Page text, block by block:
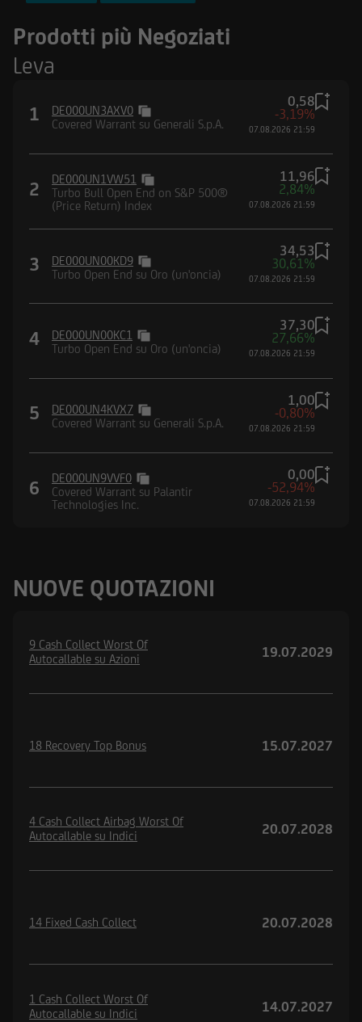
Nasdaq-100® Index
Prodotti più Negoziati
Leva
1
DE000UN3AXV0
Covered Warrant su Generali S.p.A.
0,58
-3,19%
07.08.2026 21:59
2
DE000UN1VW51
Turbo Bull Open End on S&P 500®
(Price Return) Index
11,96
2,84%
07.08.2026 21:59
3
DE000UN00KD9
Turbo Open End su Oro (un'oncia)
34,53
30,61%
07.08.2026 21:59
4
DE000UN00KC1
Turbo Open End su Oro (un'oncia)
37,30
27,66%
07.08.2026 21:59
5
DE000UN4KVX7
Covered Warrant su Generali S.p.A.
1,00
-0,80%
07.08.2026 21:59
6
DE000UN9VVF0
Covered Warrant su Palantir
Technologies Inc.
0,00
-52,94%
07.08.2026 21:59
NUOVE QUOTAZIONI
9 Cash Collect Worst Of
Autocallable su Azioni
19.07.2029
18 Recovery Top Bonus 15.07.2027
4 Cash Collect Airbag Worst Of
Autocallable su Indici
20.07.2028
14 Fixed Cash Collect 20.07.2028
1 Cash Collect Worst Of
Autocallable su Indici
14.07.2027